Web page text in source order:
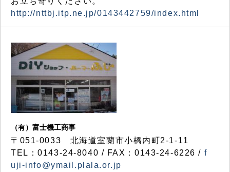
http://nttbj.itp.ne.jp/0143442759/index.html
（有）富士機工商事
〒051-0033 北海道室蘭市小橋内町2-1-11
TEL：0143-24-8040 / FAX：0143-24-6226 / f
uji-info@ymail.plala.or.jp